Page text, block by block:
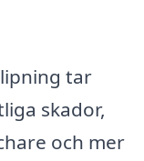
tar
skador,
och mer